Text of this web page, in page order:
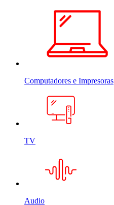
Computadores e Impresoras
TV
Audio